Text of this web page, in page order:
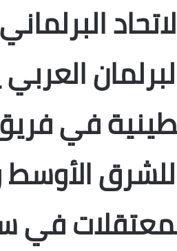
في
الأوسط
في